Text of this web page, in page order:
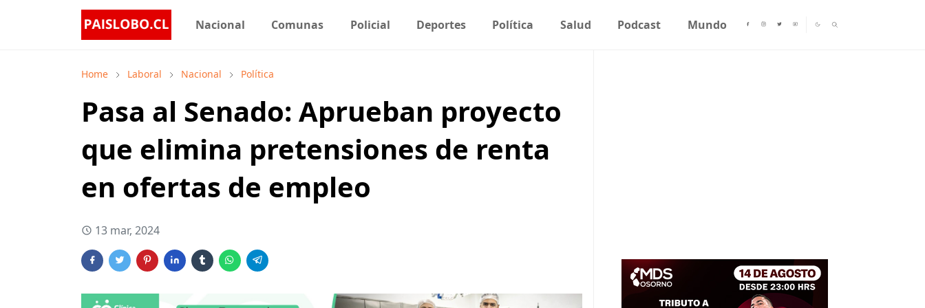
Nacional Comunas Policial Deportes Política Salud Podcast Mundo
Home Laboral Nacional Política
Pasa al Senado: Aprueban proyecto
que elimina pretensiones de renta
en ofertas de empleo
13 mar, 2024